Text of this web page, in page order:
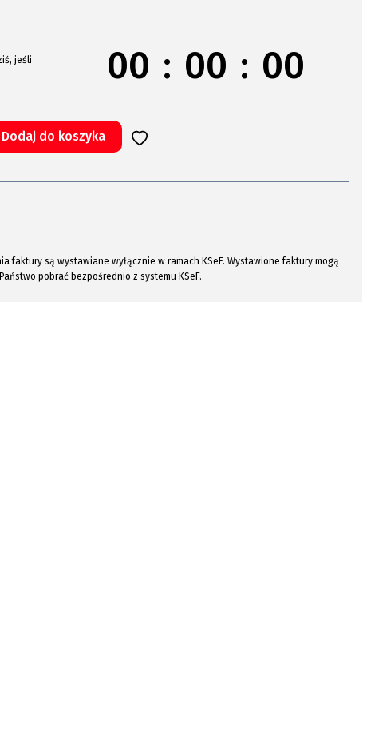
jeśli
00 : 00 : 00
Dodaj do koszyka
faktury są wystawiane wyłącznie w ramach KSeF. Wystawione faktury mogą
Państwo pobrać bezpośrednio z systemu KSeF.